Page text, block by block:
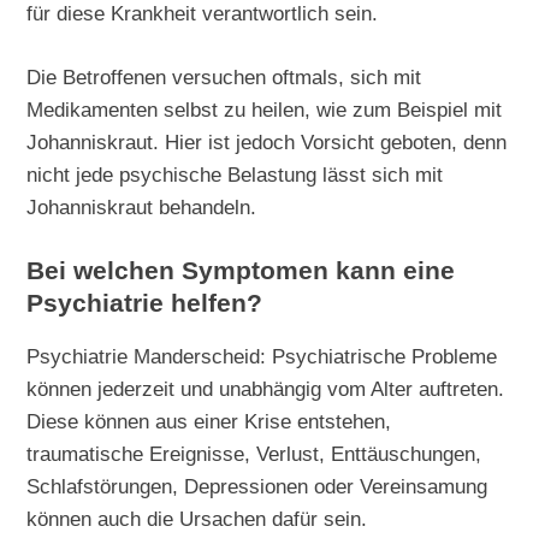
für diese Krankheit verantwortlich sein.
Die Betroffenen versuchen oftmals, sich mit
Medikamenten selbst zu heilen, wie zum Beispiel mit
Johanniskraut. Hier ist jedoch Vorsicht geboten, denn
nicht jede psychische Belastung lässt sich mit
Johanniskraut behandeln.
Bei welchen Symptomen kann eine
Psychiatrie helfen?
Psychiatrie Manderscheid: Psychiatrische Probleme
können jederzeit und unabhängig vom Alter auftreten.
Diese können aus einer Krise entstehen,
traumatische Ereignisse, Verlust, Enttäuschungen,
Schlafstörungen, Depressionen oder Vereinsamung
können auch die Ursachen dafür sein.